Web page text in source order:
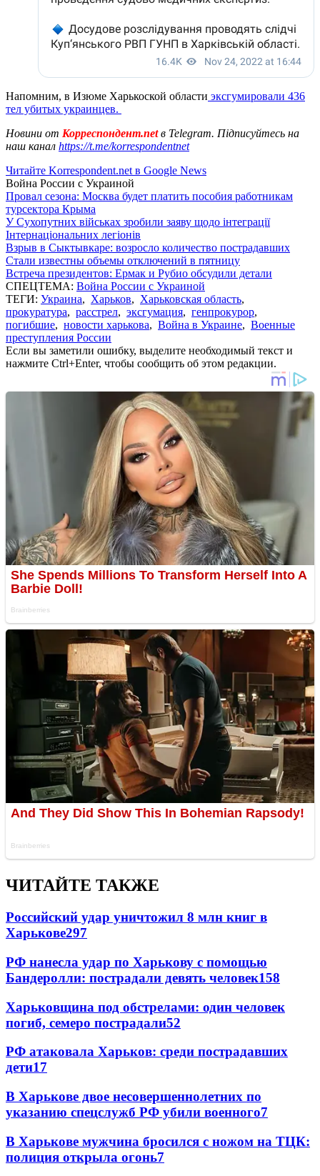
Напомним, в Изюме Харькоской области эксгумировали 436
тел убитых украинцев.
Новини от Корреспондент.netв Telegram. Підписуйтесь на
наш канал https://t.me/korrespondentnet
Читайте Korrespondent.net в Google News
Война России с Украиной
Провал сезона: Москва будет платить пособия работникам
турсектора Крыма
У Сухопутних військах зробили заяву щодо інтеграції
Інтернаціональних легіонів
Взрыв в Сыктывкаре: возросло количество пострадавших
Стали известны объемы отключений в пятницу
Встреча президентов: Ермак и Рубио обсудили детали
СПЕЦТЕМА: Война России с Украиной
ТЕГИ: Украина, Харьков, Харьковская область,
прокуратура, расстрел, эксгумация, генпрокурор,
погибшие, новости харькова, Война в Украине, Военные
преступления России
Если вы заметили ошибку, выделите необходимый текст и
нажмите Ctrl+Enter, чтобы сообщить об этом редакции.
ЧИТАЙТЕ ТАКЖЕ
Российский удар уничтожил 8 млн книг в
Харькове297
РФ нанесла удар по Харькову с помощью
Бандеролли: пострадали девять человек158
Харьковщина под обстрелами: один человек
погиб, семеро пострадали52
РФ атаковала Харьков: среди пострадавших
дети17
В Харькове двое несовершеннолетних по
указанию спецслужб РФ убили военного7
В Харькове мужчина бросился с ножом на ТЦК:
полиция открыла огонь7